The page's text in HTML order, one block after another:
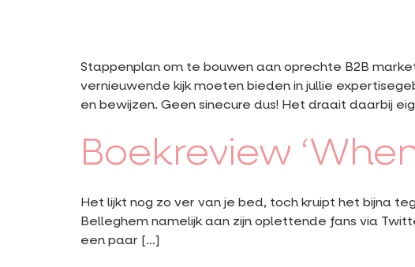
Stappenplan om te bouwen aan oprechte B2B
vernieuwende kijk moeten bieden in jullie
en bewijzen. Geen sinecure dus! Het draait daarbij
Boekreview
Het lijkt nog zo ver van je bed, toch kruipt het bijna
Belleghem namelijk aan zijn oplettende fans via
een paar […]